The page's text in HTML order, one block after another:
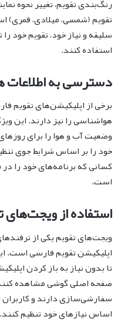
رنگ‌بندی تقویم، تغییر نحوه
تقویم (شمسی، میلادی، قمری)
سلیقه و نیاز خود، تقویم خود
استفاده کنند.
دسترسی به
برخی از اپلیکیشن‌های تقویم
هواشناسی را نیز دارند. این
وضعیت آب و هوا را برای
خود را بر اساس شرایط جوی
کسانی که برنامه‌های خود را
است.
استفاده از ویجت‌های
ویجت‌های تقویم یکی از
اپلیکیشن تقویم فارسی است.
تا بدون نیاز به باز کردن
صفحه اصلی گوشی مشاهده
سفارشی‌سازی دارند و کاربران
اساس نیازهای خود تنظیم کنند.